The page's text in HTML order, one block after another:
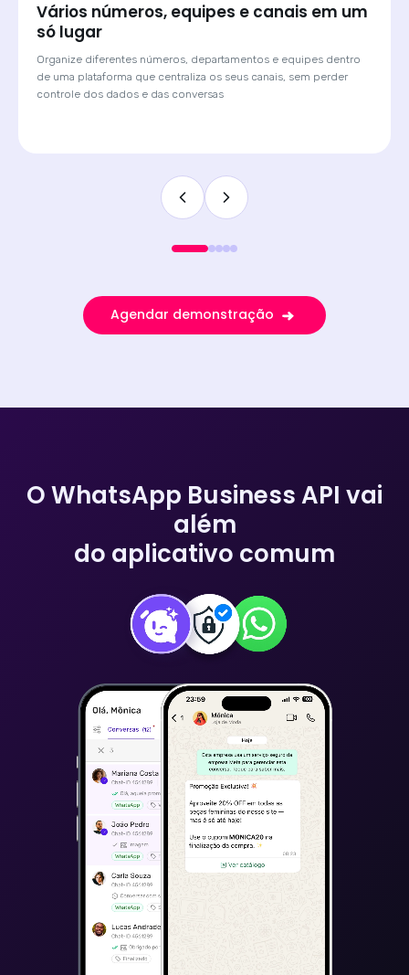
Saiba de onde veio cada lead e atenda
com o contexto certo
Quando o cliente chega por um anúncio de Click-to-WhatsApp,
a Huggy mostra qual campanha originou a conversa. O
atendente sabe o contexto antes de digitar a primeira
Agendar demonstração
O WhatsApp Business API vai
além
do aplicativo comum